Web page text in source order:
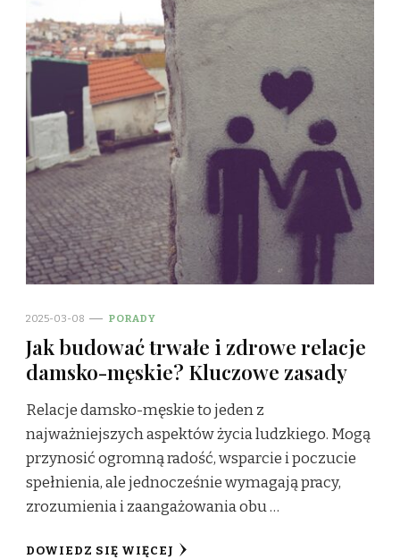
2025-03-08 PORADY
Jak budować trwałe i zdrowe relacje
damsko-męskie? Kluczowe zasady
Relacje damsko-męskie to jeden z
najważniejszych aspektów życia ludzkiego. Mogą
przynosić ogromną radość, wsparcie i poczucie
spełnienia, ale jednocześnie wymagają pracy,
zrozumienia i zaangażowania obu …
DOWIEDZ SIĘ WIĘCEJ